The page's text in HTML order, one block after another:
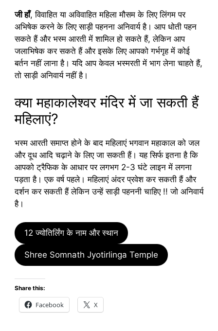
जी हाँ, विवाहित या अविवाहित महिला मौसम के लिए लिंगम पर
अभिषेक करने के लिए साड़ी पहनना अनिवार्य है। आप धोती पहन
सकते हैं और भस्म आरती में शामिल हो सकते हैं, लेकिन आप
जलाभिषेक कर सकते हैं और इसके लिए आपको गर्भगृह में कोई
बर्तन नहीं लाना है। यदि आप केवल भस्मरती में भाग लेना चाहते हैं,
तो साड़ी अनिवार्य नहीं है।
क्या महाकालेश्वर मंदिर में जा सकती हैं
महिलाएं?
भस्म आरती समाप्त होने के बाद महिलाएं भगवान महाकाल को जल
और दूध आदि चढ़ाने के लिए जा सकती हैं। यह सिर्फ इतना है कि
आपको ट्रैफिक के आधार पर लगभग 2-3 घंटे लाइन में लगना
पड़ता है। एक वर्ष पहले। महिलाएं अंदर प्रवेश कर सकती हैं और
दर्शन कर सकती हैं लेकिन उन्हें साड़ी पहननी चाहिए !! जो अनिवार्य
है।
12 ज्योतिर्लिंग के नाम और स्थान
Shree Somnath Jyotirlinga Temple
Share this:
Facebook X